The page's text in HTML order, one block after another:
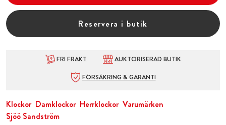
Reservera i butik
FRI FRAKT
AUKTORISERAD BUTIK
FÖRSÄKRING & GARANTI
Klockor Damklockor Herrklockor Varumärken
Sjöö Sandström